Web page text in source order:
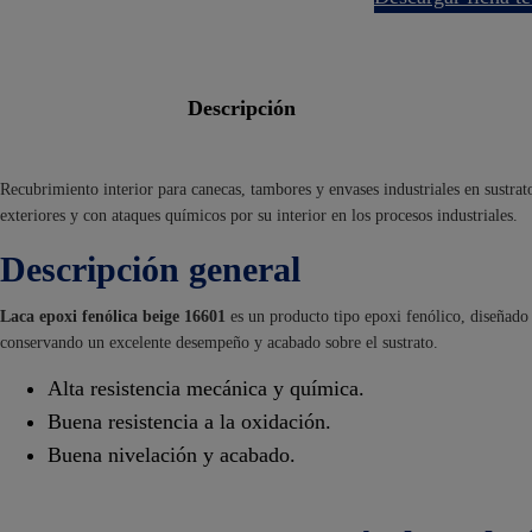
descripción
Recubrimiento interior para canecas, tambores y envases industriales en
exteriores y con ataques químicos por su interior en los procesos industriales.
Descripción general
Laca epoxi fenólica beige 16601 es un producto tipo epoxi fenólico,
conservando un excelente desempeño y acabado sobre el sustrato.
Alta resistencia mecánica y química.
Buena resistencia a la oxidación.
Buena nivelación y acabado.